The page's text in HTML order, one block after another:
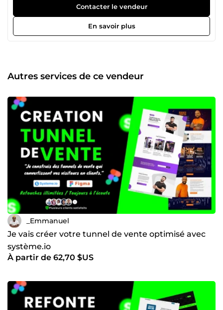
Shopify, storytelling produit et scripts
publicitaires.percutants. ✅ Design UI/UX : maquettes
Figma sur mesure, parcours utilisateur optimisé, interfaces
web et mobile intuitives. ✅ Graphisme &amp; Branding :
captent l’attention et déclenchent l’action. 🔧 Outils :
Figma, Photoshop, Illustrator, Canva, Systeme.io, Shopify 📦
Contacter le vendeur
En savoir plus
Autres services de ce vendeur
_Emmanuel
Je vais créer votre tunnel de vente optimisé avec
système.io
À partir de 62,70 $US